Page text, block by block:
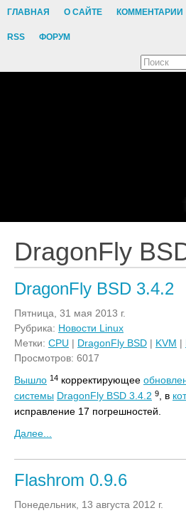
ГЛАВНАЯ О САЙТЕ КОММЕНТАРИИ
RSS ФОРУМ
DragonFly
DragonFly BSD 3.4.2
Пятница, 31 мая 2013 г.
Рубрика: Новости Linux
Метки: CPU | DragonFly BSD | KVM |
Просмотров: 6017
Вышло 14 корректирующее
системы DragonFly BSD 3.4.2 9 , в
исправление 17 погрешностей.
Далее...
Flashrom 0.9.6
Понедельник, 13 августа 2012 г.